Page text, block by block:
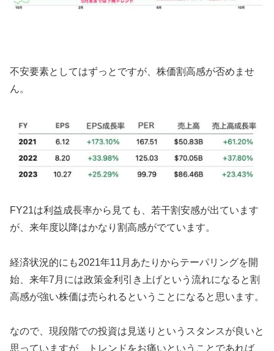
不安要素としてはずっとですが、株価割高感が否めませ
ん。
FY21は利益成長率から見ても、若干割安感が出ています
が、来年度以降はかなり割高感がでています。
経済状況的にも2021年11月あたりからテーパリングを開
始、来年7月には政策金利引き上げという流れになると割
高感が強い株価は売られるということになると思います。
なので、現段階での投資は見送りというスタンスが良いと
思っていますが、トレンドをお痛いということであれば、